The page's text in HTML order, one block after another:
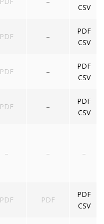
CSV
PDF –
PDF
CSV
PDF –
PDF
CSV
PDF –
PDF
CSV
– – –
PDF PDF
PDF
CSV